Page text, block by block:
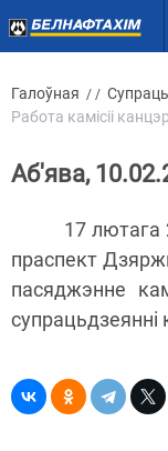
Галоўная / /
Работа камісіі
Аб'ява,
17 лютага
праспект
пасяджэнне
супрацьдзеянні